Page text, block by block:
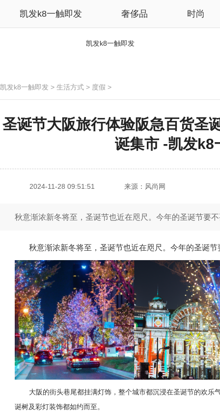
凯发k8一触即发 奢侈品 时尚
凯发k8一触即发
凯发k8一触即发 > 生活方式 > 度假 >
圣诞节大阪旅行体验阪急百货圣
诞集市 -凯发k8
2024-11-28 09:51:51 来源：风尚网
秋意渐浓新冬将至，圣诞节也近在咫尺。今年的圣诞节要
秋意渐浓新冬将至，圣诞节也近在咫尺。今年的圣诞
大阪的街头巷尾都挂满灯饰，整个城市都沉浸在圣诞节的欢乐
诞树及彩灯装饰都如约而至。